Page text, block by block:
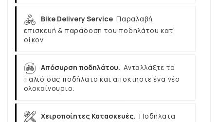
Bike Delivery Service Παραλαβή,
επισκευή & παράδοση του ποδηλάτου κατ’
οίκον
Απόσυρση ποδηλάτου. Ανταλλάξτε το
παλιό σας ποδήλατο και αποκτήστε ένα νέο
ολοκαίνουριο.
Χειροποίητες Κατασκευές. Ποδήλατα